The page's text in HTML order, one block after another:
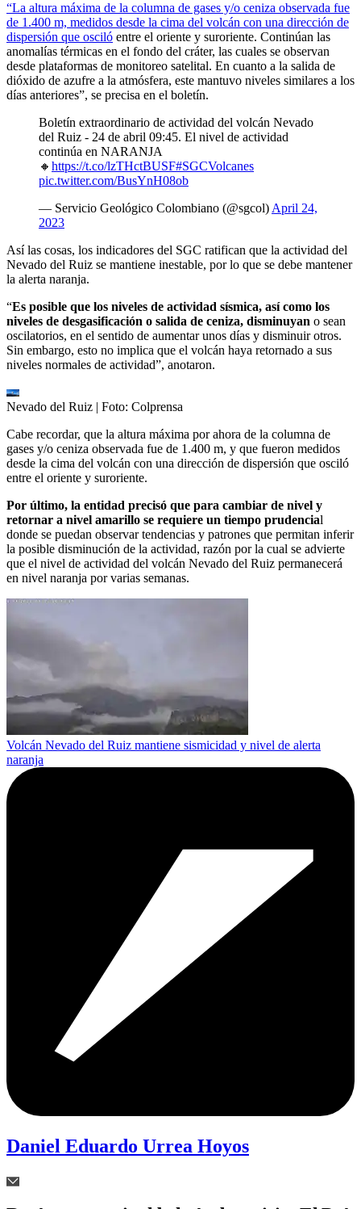
“La altura máxima de la columna de gases y/o ceniza observada fue
de 1.400 m, medidos desde la cima del volcán con una dirección de
dispersión que osciló entre el oriente y suroriente. Continúan las
anomalías térmicas en el fondo del cráter, las cuales se observan
desde plataformas de monitoreo satelital. En cuanto a la salida de
dióxido de azufre a la atmósfera, este mantuvo niveles similares a los
días anteriores”, se precisa en el boletín.
Boletín extraordinario de actividad del volcán Nevado
del Ruiz - 24 de abril 09:45. El nivel de actividad
continúa en NARANJA
🔸 https://t.co/lzTHctBUSF#SGCVolcanes
pic.twitter.com/BusYnH08ob
— Servicio Geológico Colombiano (@sgcol) April 24,
2023
Así las cosas, los indicadores del SGC ratifican que la actividad del
Nevado del Ruiz se mantiene inestable, por lo que se debe mantener
la alerta naranja.
“Es posible que los niveles de actividad sísmica, así como los
niveles de desgasificación o salida de ceniza, disminuyan o sean
oscilatorios, en el sentido de aumentar unos días y disminuir otros.
Sin embargo, esto no implica que el volcán haya retornado a sus
niveles normales de actividad”, anotaron.
Nevado del Ruiz | Foto: Colprensa
Cabe recordar, que la altura máxima por ahora de la columna de
gases y/o ceniza observada fue de 1.400 m, y que fueron medidos
desde la cima del volcán con una dirección de dispersión que osciló
entre el oriente y suroriente.
Por último, la entidad precisó que para cambiar de nivel y
retornar a nivel amarillo se requiere un tiempo prudencial
donde se puedan observar tendencias y patrones que permitan inferir
la posible disminución de la actividad, razón por la cual se advierte
que el nivel de actividad del volcán Nevado del Ruiz permanecerá
en nivel naranja por varias semanas.
Volcán Nevado del Ruiz mantiene sismicidad y nivel de alerta
naranja
Daniel Eduardo Urrea Hoyos